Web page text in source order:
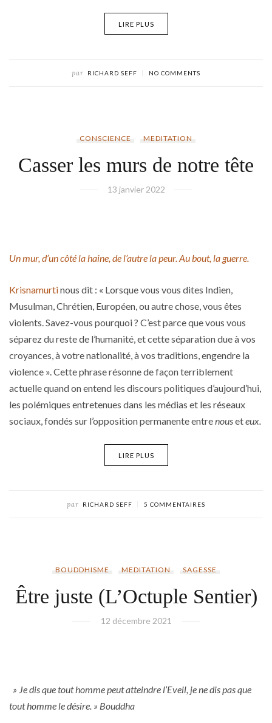
LIRE PLUS
par RICHARD SEFF NO COMMENTS
CONSCIENCE MEDITATION
Casser les murs de notre tête
13 janvier 2022
Un mur, d’un côté la haine, de l’autre la peur. Au bout, la guerre.
Krisnamurtinous dit : « Lorsque vous vous dites Indien,
Musulman, Chrétien, Européen, ou autre chose, vous êtes
violents. Savez-vous pourquoi ? C’est parce que vous vous
séparez du reste de l’humanité, et cette séparation due à vos
croyances, à votre nationalité, à vos traditions, engendre la
violence ». Cette phrase résonne de façon terriblement
actuelle quand on entend les discours politiques d’aujourd’hui,
les polémiques entretenues dans les médias et les réseaux
sociaux, fondés sur l’opposition permanente entrenouseteux.
LIRE PLUS
par RICHARD SEFF 5 COMMENTAIRES
BOUDDHISME MEDITATION SAGESSE
Être juste (L’Octuple Sentier)
12 décembre 2021
» Je dis que tout homme peut atteindre l’Eveil, je ne dis pas que
tout homme le désire. » Bouddha